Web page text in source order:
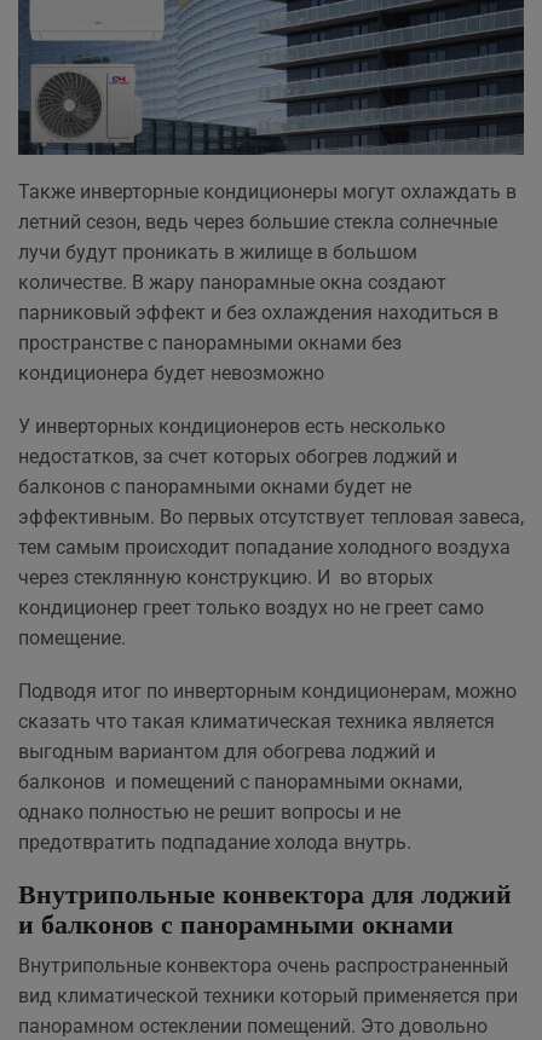
Также инверторные кондиционеры могут охлаждать в
летний сезон, ведь через большие стекла солнечные
лучи будут проникать в жилище в большом
количестве. В жару панорамные окна создают
парниковый эффект и без охлаждения находиться в
пространстве с панорамными окнами без
кондиционера будет невозможно
У инверторных кондиционеров есть несколько
недостатков, за счет которых обогрев лоджий и
балконов с панорамными окнами будет не
эффективным. Во первых отсутствует тепловая завеса,
тем самым происходит попадание холодного воздуха
через стеклянную конструкцию. И во вторых
кондиционер греет только воздух но не греет само
помещение.
Подводя итог по инверторным кондиционерам, можно
сказать что такая климатическая техника является
выгодным вариантом для обогрева лоджий и
балконов и помещений с панорамными окнами,
однако полностью не решит вопросы и не
предотвратить подпадание холода внутрь.
Внутрипольные конвектора для лоджий
и балконов с панорамными окнами
Внутрипольные конвектора очень распространенный
вид климатической техники который применяется при
панорамном остеклении помещений. Это довольно